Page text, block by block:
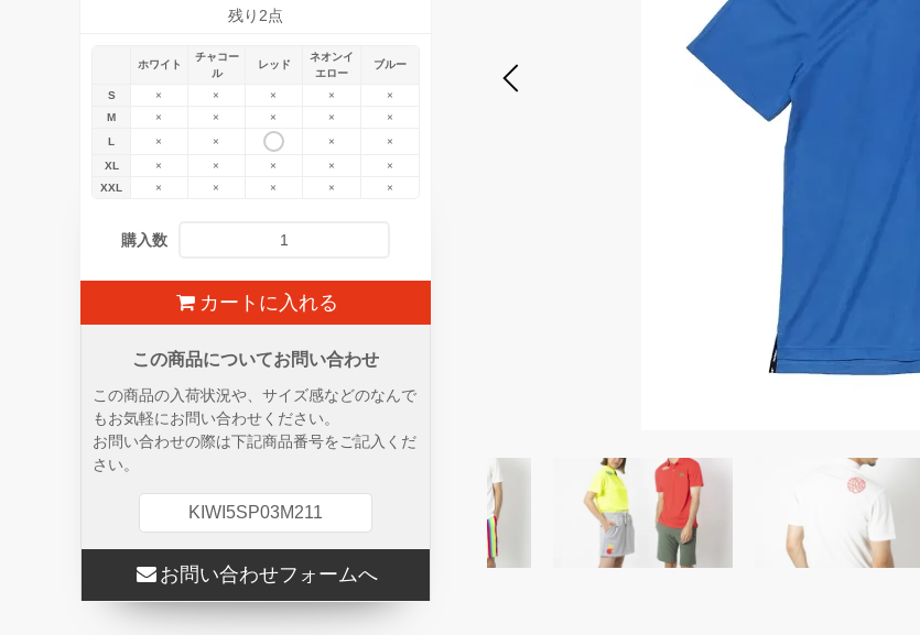
残り2点
ホワイト
チャコー
ル
レッド
ネオンイ
エロー
ブルー
S × × × ×
×
M
× × × ×
×
L
× × ×
×
XL
× × × ×
×
XXL
× × × × ×
購入数
カートに入れる
この商品についてお問い合わせ
この商品の入荷状況や、サイズ感などのなんで
もお気軽にお問い合わせください。
お問い合わせの際は下記商品番号をご記入くだ
さい。
KIWI5SP03M211
お問い合わせフォームへ